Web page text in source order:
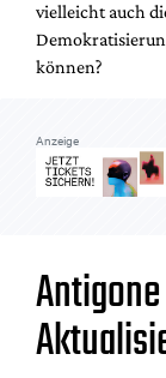
vielleicht auch
können?
Anzeige